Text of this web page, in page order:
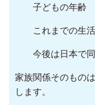
子どもの年齢
これまでの生
今後は日本で
家族関係そのもの
します。